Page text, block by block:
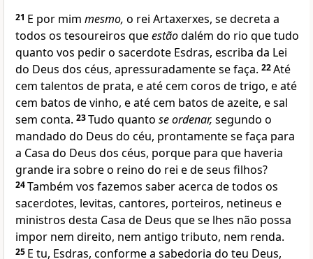
21 E por mim mesmo, o rei Artaxerxes, se decreta a
todos os tesoureiros queestãodalém do rio que tudo
quanto vos pedir o sacerdote Esdras, escriba da Lei
do Deus dos céus, apressuradamente se faça. 22Até
cem talentos de prata, e até cem coros de trigo, e até
cem batos de vinho, e até cem batos de azeite, e sal
sem conta. 23Tudo quanto se ordenar, segundo o
mandado do Deus do céu, prontamente se faça para
a Casa do Deus dos céus, porque para que haveria
grande ira sobre o reino do rei e de seus filhos?
24Também vos fazemos saber acerca de todos os
sacerdotes, levitas, cantores, porteiros, netineus e
ministros desta Casa de Deus que se lhes não possa
impor nem direito, nem antigo tributo, nem renda.
25 E tu, Esdras, conforme a sabedoria do teu Deus,